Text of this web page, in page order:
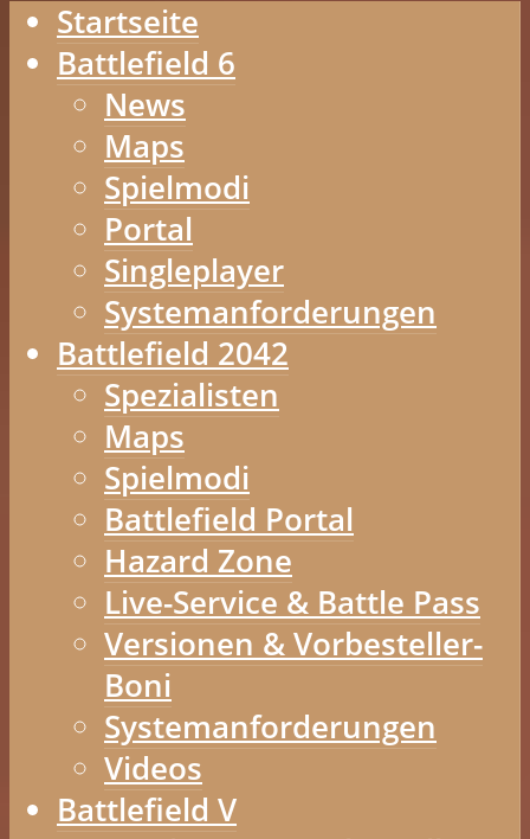
Startseite
Battlefield 6
News
Maps
Spielmodi
Portal
Singleplayer
Systemanforderungen
Battlefield 2042
Spezialisten
Maps
Spielmodi
Battlefield Portal
Hazard Zone
Live-Service & Battle Pass
Versionen & Vorbesteller-
Boni
Systemanforderungen
Videos
Battlefield V